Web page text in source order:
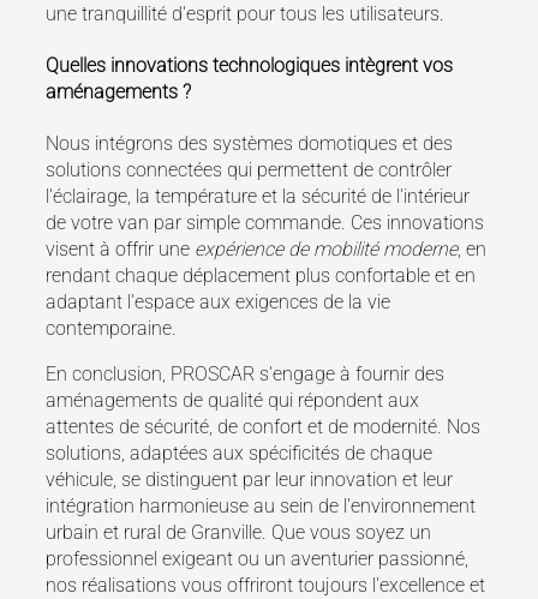
une tranquillité d'esprit pour tous les utilisateurs.
Quelles innovations technologiques intègrent vos
aménagements ?
Nous intégrons des systèmes domotiques et des
solutions connectées qui permettent de contrôler
l'éclairage, la température et la sécurité de l'intérieur
de votre van par simple commande. Ces innovations
visent à offrir une expérience de mobilité moderne, en
rendant chaque déplacement plus confortable et en
adaptant l'espace aux exigences de la vie
contemporaine.
En conclusion, PROSCAR s'engage à fournir des
aménagements de qualité qui répondent aux
attentes de sécurité, de confort et de modernité. Nos
solutions, adaptées aux spécificités de chaque
véhicule, se distinguent par leur innovation et leur
intégration harmonieuse au sein de l'environnement
urbain et rural de Granville. Que vous soyez un
professionnel exigeant ou un aventurier passionné,
nos réalisations vous offriront toujours l'excellence et